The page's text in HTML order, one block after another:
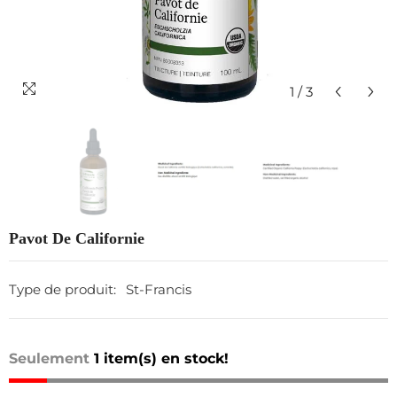
1 / 3
Pavot De Californie
Type de produit: St-Francis
Seulement 1 item(s) en stock!